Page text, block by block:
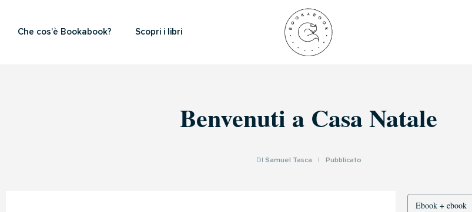
Che cos’è Bookabook? Scopri i libri
Benvenuti a Casa Natale
DI Samuel Tasca Pubblicato
Ebook + ebook